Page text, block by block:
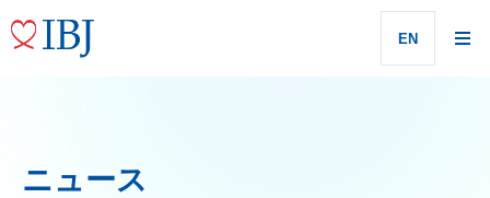
EN
ニュース